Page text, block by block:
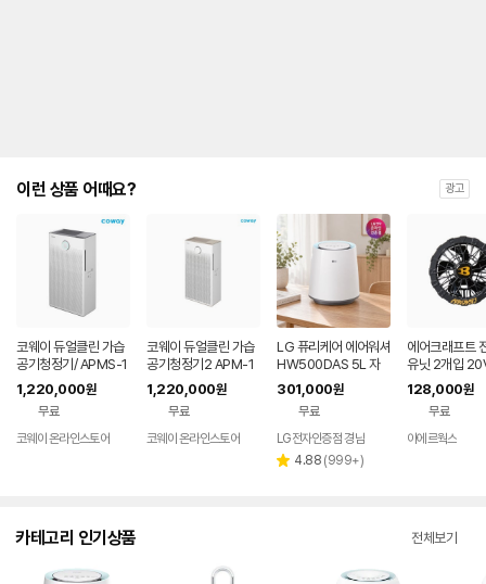
이런 상품 어때요? 광고
코웨이 듀얼클린 가습
공기청정기/ APMS-1
020A / 청정한 공기부
터 위생적인 가습까지
1,220,000원
무료
코웨이 온라인스토어
코웨이 듀얼클린 가습
공기청정기2 APM-1
226H
1,220,000원
무료
코웨이 온라인스토어
LG 퓨리케어 에어워셔
HW500DAS 5L 자
연기화식 가습기
301,000원
무료
LG전자인증점 경남
별 4.88 리
(999+)
에어크래프트
유닛 2개입
9-1K
128,000원
무료
아에르웍스
카테고리 인기상품 전체보기